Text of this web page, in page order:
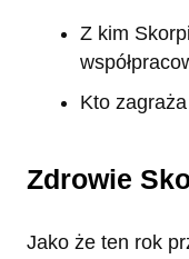
Z kim
Kto
Zdrowie
Jako że ten rok